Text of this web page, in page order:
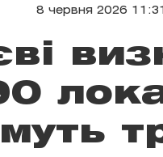
8 червня 2026 11:31